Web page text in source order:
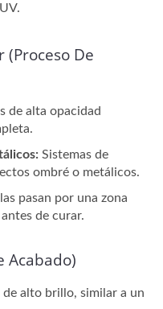
De
de alta opacidad
Sistemas de
ombré o metálicos.
pasan por una zona
de curar.
Acabado)
alto brillo, similar a un